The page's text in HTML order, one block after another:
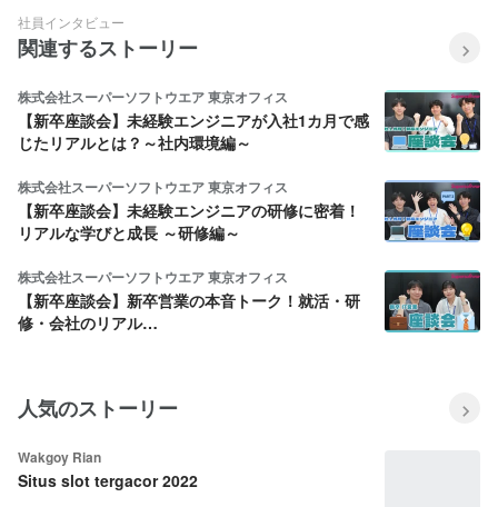
社員インタビュー
関連するストーリー
株式会社スーパーソフトウエア 東京オフィス
【新卒座談会】未経験エンジニアが入社1カ月で感
じたリアルとは？～社内環境編～
株式会社スーパーソフトウエア 東京オフィス
【新卒座談会】未経験エンジニアの研修に密着！
リアルな学びと成長 ～研修編～
株式会社スーパーソフトウエア 東京オフィス
【新卒座談会】新卒営業の本音トーク！就活・研
修・会社のリアル…
人気のストーリー
Wakgoy Rian
Situs slot tergacor 2022